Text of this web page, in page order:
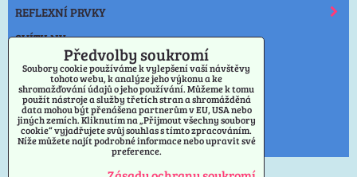
REFLEXNÍ PRVKY
SVÍTILNY
NOŽE
OSTATNÍ
VÝPRODEJ PŘÍVĚSKY
PRAHA
Předvolby soukromí
Soubory cookie používáme k vylepšení vaší návštěvy
tohoto webu, k analýze jeho výkonu a ke
shromažďování údajů o jeho používání. Můžeme k tomu
použít nástroje a služby třetích stran a shromážděná
data mohou být přenášena partnerům v EU, USA nebo
jiných zemích. Kliknutím na „Přijmout všechny soubory
cookie“ vyjadřujete svůj souhlas s tímto zpracováním.
Níže můžete najít podrobné informace nebo upravit své
preference.